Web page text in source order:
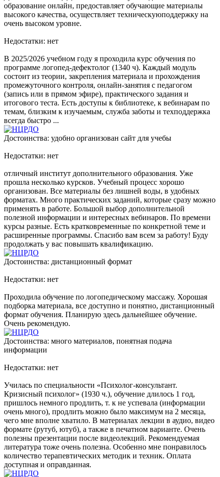
образование онлайн, предоставляет обучающие материалы
высокого качества, осуществляет техническуюподдержку на
очень высоком уровне.
Недостатки: нет
В 2025/2026 учебном году я проходила курс обучения по
программе логопед-дефектолог (1340 ч). Каждый модуль
состоит из теории, закрепления материала и прохождения
промежуточного контроля, онлайн-занятия с педагогом
(запись или в прямом эфире), практического задания и
итогового теста. Есть доступы к библиотеке, к вебинарам по
темам, близким к изучаемым, служба заботы и техподдержка
всегда быстро ...
Достоинства: удобно организован сайт для учебы
Недостатки: нет
отличный институт дополнительного образования. Уже
прошла несколько курсков. Учебный процесс хорошо
организован. Все материалы без лишней воды, в удобных
форматах. Много практических заданий, которые сразу можно
применять в работе. Большой выбор дополнительной
полезной информации и интересных вебинаров. По времени
курсы разные. Есть кратковременные по конкретной теме и
расширенные программы. Спасибо вам всем за работу! Буду
продолжать у вас повышать квалификацию.
Достоинства: дистанционный формат
Недостатки: нет
Проходила обучение по логопедическому массажу. Хорошая
подборка материала, все доступно и понятно, дистанционный
формат обучения. Планирую здесь дальнейшее обучение.
Очень рекомендую.
Достоинства: много материалов, понятная подача
информации
Недостатки: нет
Училась по специальности «Психолог-консультант.
Кризисный психолог» (1930 ч.), обучение длилось 1 год,
пришлось немного продлить, т. к не успевала (информации
очень много), продлить можно было максимум на 2 месяца,
чего мне вполне хватило. В материалах лекции в аудио, видео
формате (рутуб, ютуб), а также в печатном варианте. Очень
полезны презентации после видеолекций. Рекомендуемая
литература тоже очень полезна. Особенно мне понравилось
количество терапевтических методик и техник. Оплата
доступная и оправданная.